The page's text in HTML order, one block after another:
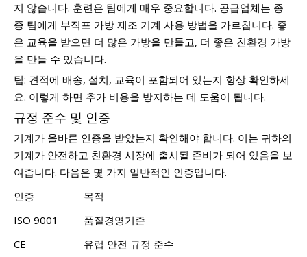
지 않습니다. 훈련은 팀에게 매우 중요합니다. 공급업체는 종
종 팀에게 부직포 가방 제조 기계 사용 방법을 가르칩니다. 좋
은 교육을 받으면 더 많은 가방을 만들고, 더 좋은 친환경 가방
을 만들 수 있습니다.
팁: 견적에 배송, 설치, 교육이 포함되어 있는지 항상 확인하세
요. 이렇게 하면 추가 비용을 방지하는 데 도움이 됩니다.
규정 준수 및 인증
기계가 올바른 인증을 받았는지 확인해야 합니다. 이는 귀하의
기계가 안전하고 친환경 시장에 출시될 준비가 되어 있음을 보
여줍니다. 다음은 몇 가지 일반적인 인증입니다.
인증
목적
ISO 9001
품질경영기준
CE
유럽 ​​안전 규정 준수